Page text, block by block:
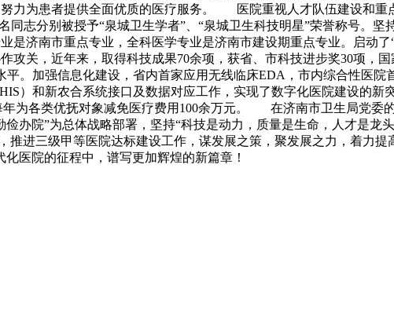
力为患者提供全面优质的医疗服务。 医院重视人才队伍建设和重
同志分别被授予“泉城卫生学者”、“泉城卫生科技明星”荣誉称号。
是济南市重点专业，全科医学专业是济南市建设期重点专业。启动
攻关，近年来，取得科技成果70余项，获省、市科技进步奖30项，
。加强信息化建设，省内首家应用无线临床EDA，市内综合性医院
）和新农合系统接口及数据对应工作，实现了数字化医院建设
年为各类优抚对象减免医疗费用100余万元。 在济南市卫生局党委
办院”为总体战略部署，坚持“科技是动力，质量是生命，人才是龙
推进三级甲等医院达标建设工作，谋发展之策，聚发展之力，着力
医院的征程中，谱写更加辉煌的新篇章！